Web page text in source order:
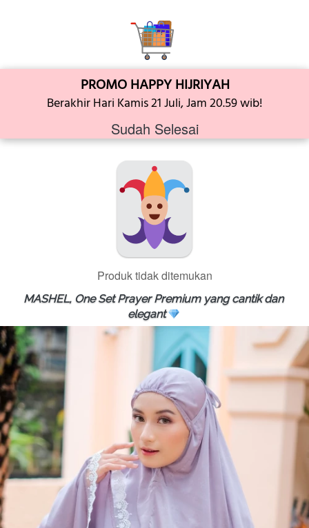
PROMO HAPPY HIJRIYAH
Berakhir Hari Kamis 21 Juli, Jam 20.59 wib!
Sudah Selesai
Produk tidak ditemukan
MASHEL, One Set Prayer Premium yang cantik dan
elegant